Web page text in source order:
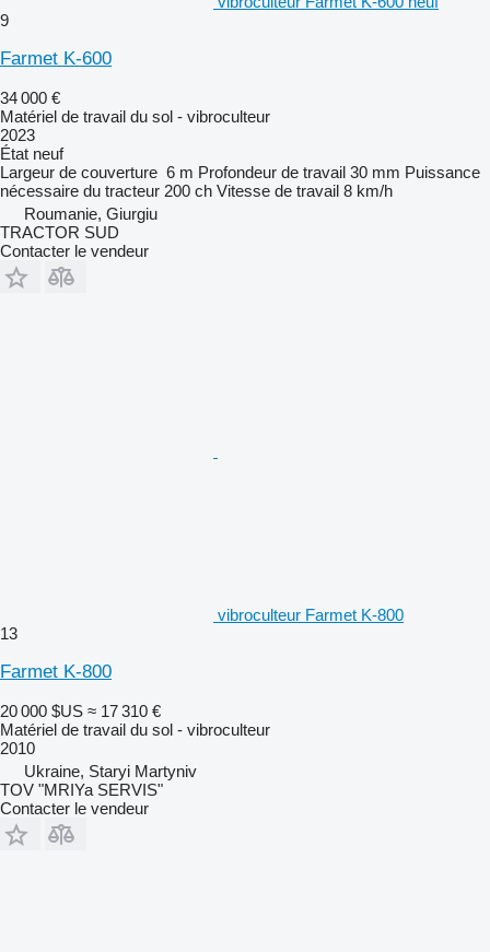
9
Farmet K-600
34 000 €
Matériel de travail du sol - vibroculteur
2023
État neuf
Largeur de couverture 6 m Profondeur de travail 30 mm Puissance
nécessaire du tracteur 200 ch Vitesse de travail 8 km/h
Roumanie, Giurgiu
TRACTOR SUD
Contacter le vendeur
vibroculteur Farmet K-800
13
Farmet K-800
20 000 $US ≈ 17 310 €
Matériel de travail du sol - vibroculteur
2010
Ukraine, Staryi Martyniv
TOV "MRIYa SERVIS"
Contacter le vendeur